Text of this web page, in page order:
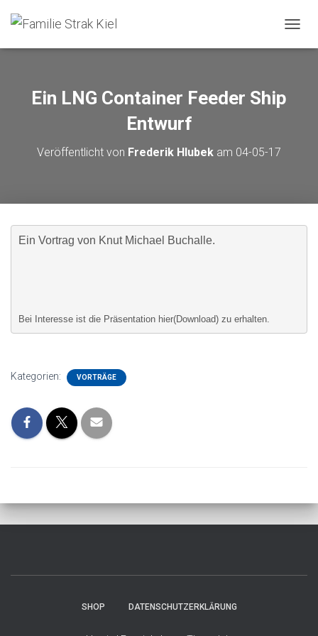
Ein LNG Container Feeder Ship
Entwurf
Veröffentlicht von Frederik Hlubek am 04-05-17
Bei Interesse ist die Präsentation hier(Download) zu erhalten.
Kategorien: VORTRÄGE
SHOP DATENSCHUTZERKLÄRUNG